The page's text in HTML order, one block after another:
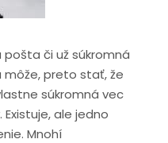
či už súkromná
môže, preto stať, že
súkromná vec
ale jedno
Mnohí